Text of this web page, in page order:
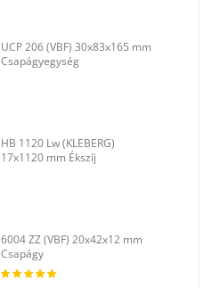
UCP 206 (VBF) 30x83x165 mm
Csapágyegység
HB 1120 Lw (KLEBERG)
17x1120 mm Ékszíj
6004 ZZ (VBF) 20x42x12 mm
Csapágy